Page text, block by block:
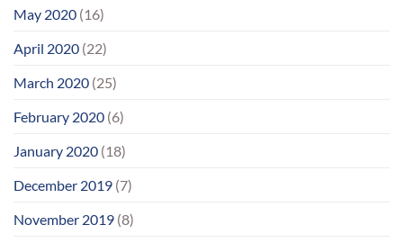
May 2020 (16)
April 2020 (22)
March 2020 (25)
February 2020 (6)
January 2020 (18)
December 2019 (7)
November 2019 (8)